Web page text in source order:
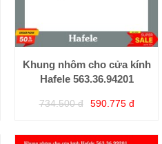
Khung nhôm cho cửa kính
Hafele 563.36.94201
734.500 đ 590.775 đ